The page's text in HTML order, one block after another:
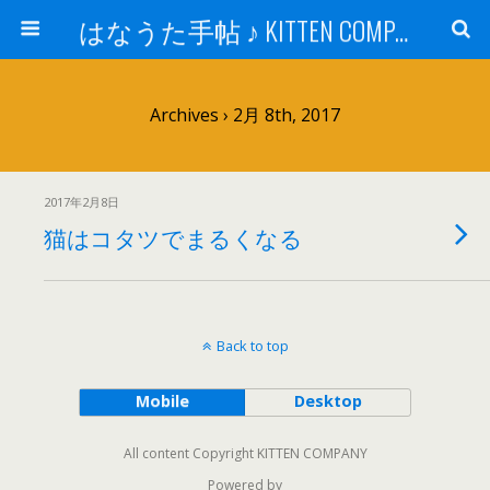
はなうた手帖 ♪ KITTEN COMPANY
Archives › 2月 8th, 2017
2017年2月8日
猫はコタツでまるくなる
Back to top
Mobile Desktop
All content Copyright KITTEN COMPANY
Powered by